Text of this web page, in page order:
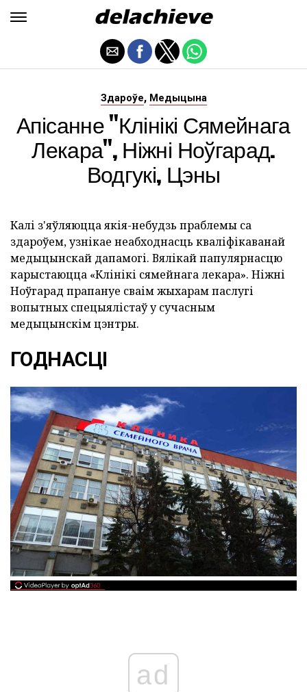
Здароўе, Медыцына
Апісанне "Клінікі Сямейнага
Лекара", Ніжні Ноўгарад.
Водгукі, Цэны
Калі з'яўляюцца якія-небудзь праблемы са
здароўем, узнікае неабходнасць кваліфікаванай
медыцынскай дапамогі. Вялікай папулярнасцю
карыстаюцца «Клінікі сямейнага лекара». Ніжні
Ноўгарад прапануе сваім жыхарам паслугі
вопытных спецыялістаў у сучасным
медыцынскім цэнтры.
ГОДНАСЦІ
ad